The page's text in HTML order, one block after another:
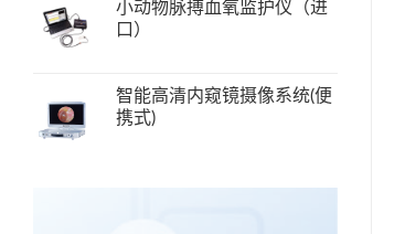
小动物脉搏血氧监护仪（进
口）
智能高清内窥镜摄像系统(便
携式)